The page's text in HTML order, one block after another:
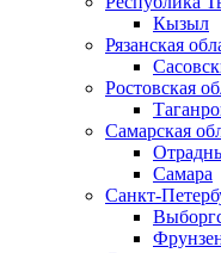
Кызыл
Рязанская
Ростовская
Самарская
Самара
Санкт-